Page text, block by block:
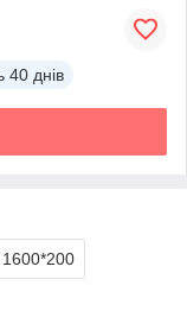
40 днів
1600*200